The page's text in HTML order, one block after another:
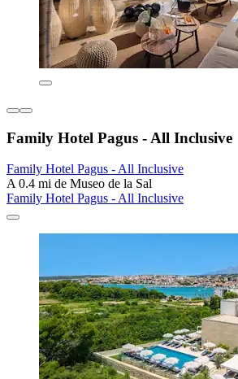
Family Hotel Pagus - All Inclusive
Family Hotel Pagus - All Inclusive
A 0.4 mi de Museo de la Sal
Family Hotel Pagus - All Inclusive